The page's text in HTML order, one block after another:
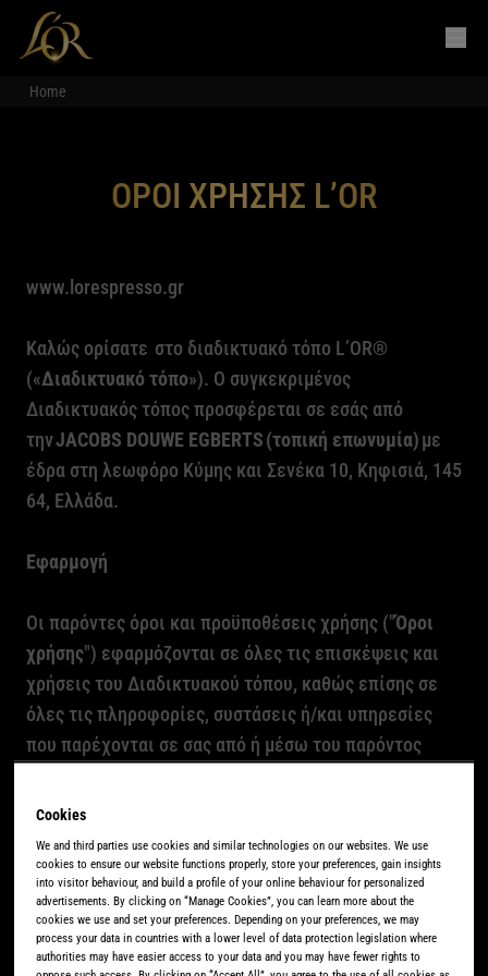
Home
ΟΡΟΙ ΧΡΗΣΗΣ L’OR
www.lorespresso.gr
Καλώς ορίσατε στο διαδικτυακό τόπο L’OR®
(«Διαδικτυακό τόπο»). Ο συγκεκριμένος
Διαδικτυακός τόπος προσφέρεται σε εσάς από
τηνJACOBS DOUWE EGBERTS(τοπική επωνυμία)με
έδρα στη λεωφόρο Κύμης και Σενέκα 10, Κηφισιά, 145
64, Ελλάδα.
Εφαρμογή
Οι παρόντες όροι και προϋποθέσεις χρήσης ("Όροι
χρήσης") εφαρμόζονται σε όλες τις επισκέψεις και
χρήσεις του Διαδικτυακού τόπου, καθώς επίσης σε
όλες τις πληροφορίες, συστάσεις ή/και υπηρεσίες
που παρέχονται σε σας από ή μέσω του παρόντος
Χρησιμοποιώντας τον παρόντα Διαδικτυακό Τόπο
δηλώνετε τη συναίνεσή σας με τους Όρους Χρήσης. Οι
εν λόγω Όροι Χρήσης δύνανται να μεταβληθούν ή να
τροποποιηθούν με άλλο τρόπο από
τηνJACOBSDOUWEEGBERTSσε οποιοδήποτε χρόνο.
Οι μεταβληθέντες ή τροποποιηθέντες Όροι Χρήσης
Cookies
We and third parties use cookies and similar technologies on our websites. We use
cookies to ensure our website functions properly, store your preferences, gain insights
into visitor behaviour, and build a profile of your online behaviour for personalized
advertisements. By clicking on “Manage Cookies”, you can learn more about the
cookies we use and set your preferences. Depending on your preferences, we may
process your data in countries with a lower level of data protection legislation where
authorities may have easier access to your data and you may have fewer rights to